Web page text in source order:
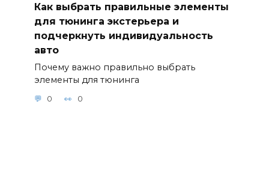
Как выбрать правильные элементы
для тюнинга экстерьера и
подчеркнуть индивидуальность
авто
Почему важно правильно выбрать
элементы для тюнинга
0 0